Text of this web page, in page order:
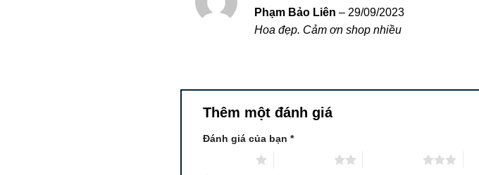
Được xếp
hạng
sao
Phạm Bảo Liên – 29/09/2023
Hoa đẹp. Cảm ơn shop nhiều
Thêm một đánh giá
Đánh giá của bạn *